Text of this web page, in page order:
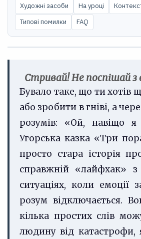
Художні засоби
На уроці
Типові помилки
FAQ
Стривай! Не поспішай з
Бувало таке, що ти хотів
або зробити в гніві, а
розумів: «Ой, навіщо я
Угорська казка «Три
просто стара історія
справжній «лайфхак»
ситуаціях, коли емоції
розум відключається.
кілька простих слів
людину від катастрофи,